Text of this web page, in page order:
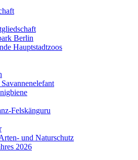
Berlin
Hauptstadtzoos
Felskänguru
und Naturschutz
2026